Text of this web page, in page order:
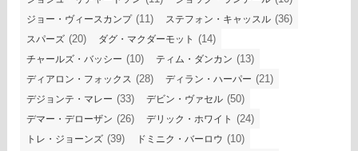
ジョー・ヴィースカンプ(11) ステフォン・キャッスル (36)
スパーズ (20) ダグ・マクダーモット (14)
チャールズ・バッシー (10) ティム・ダンカン (13)
ディアロン・フォックス (28) ディラン・ハーパー (21)
デジョンテ・マレー (33) デビン・ヴァセル (50)
デマー・デローザン (26) デリック・ホワイト (24)
トレ・ジョーンズ (39) ドミニク・バーロウ (10)